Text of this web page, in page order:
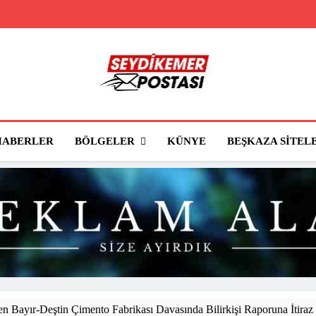
Seydikemer
BÖLGELER KÜNYE BEŞKAZA
Bayır-Deştin Çimento Fabrikası Davasında Bilirkişi Raporuna İtiraz